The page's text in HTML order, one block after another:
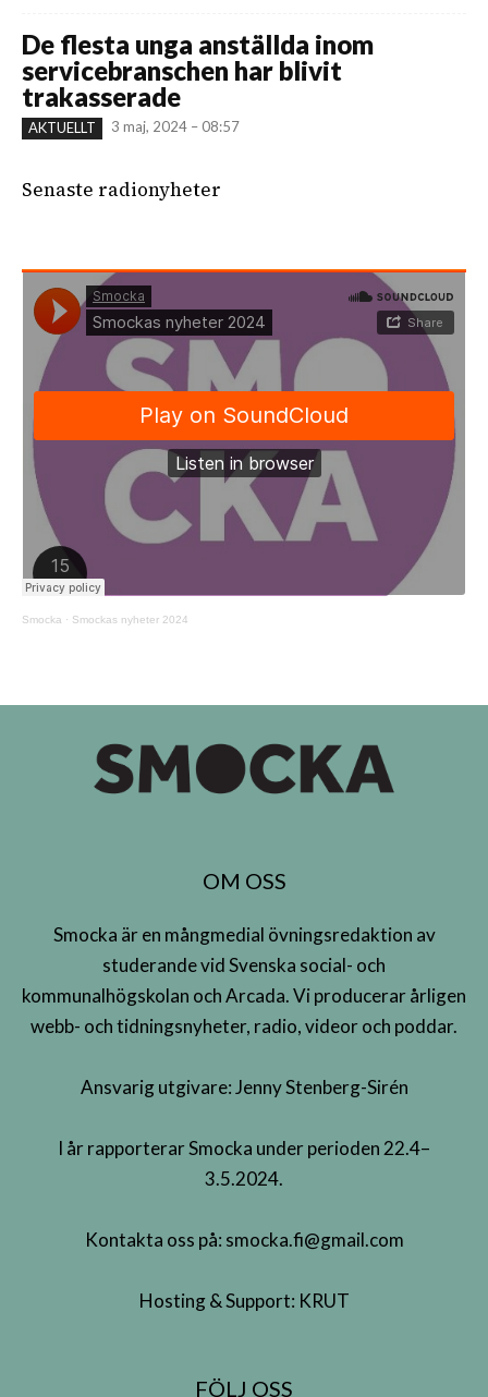
De flesta unga anställda inom
servicebranschen har blivit
trakasserade
AKTUELLT 3 maj, 2024 – 08:57
Senaste radionyheter
Smocka · Smockas nyheter 2024
OM OSS
Smocka är en mångmedial övningsredaktion av
studerande vid Svenska social- och
kommunalhögskolan och Arcada. Vi producerar årligen
webb- och tidningsnyheter, radio, videor och poddar.
Ansvarig utgivare: Jenny Stenberg-Sirén
I år rapporterar Smocka under perioden 22.4–
3.5.2024.
Kontakta oss på: smocka.fi@gmail.com
Hosting & Support: KRUT
FÖLJ OSS